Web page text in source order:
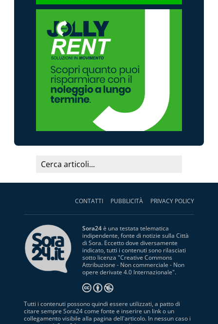
CONTATTI PUBBLICITÀ PRIVACY POLICY
Sora24è una testata telematica
indipendente, fonte di notizie sulla Città
di Sora. Eccetto dove diversamente
indicato, tutti i contenuti sono rilasciati
sotto licenza "Creative Commons
Attribuzione - Non commerciale - Non
opere derivate 4.0 Internazionale".
Tutti i contenuti possono quindi essere utilizzati, a patto di
citare sempre Sora24 come fonte e inserire un link o un
collegamento visibile alla pagina dell'articolo. In nessun caso i